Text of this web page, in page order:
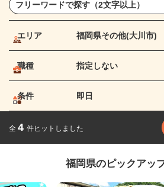
エリア 福岡県その他(大川市)
職種 指定しない
条件 即日
全 4 件ヒットしました
福岡県のピックアッ